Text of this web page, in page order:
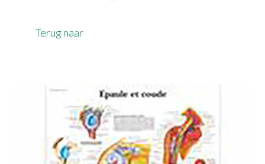
Terug naar